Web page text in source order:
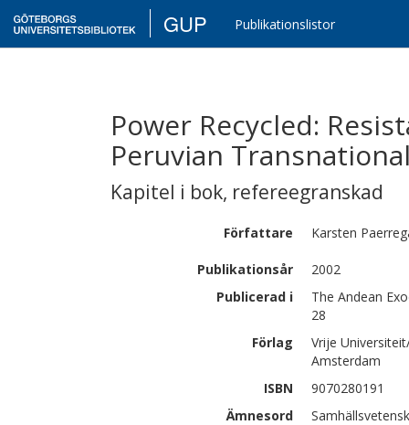
GUP Publikationslistor
Power Recycled:
Peruvian
Kapitel i bok, refereegranskad
Författare Karsten
Publikationsår
2002
Publicerad i
The Andean
28
Förlag
Vrije
Amsterdam
ISBN
9070280191
Ämnesord